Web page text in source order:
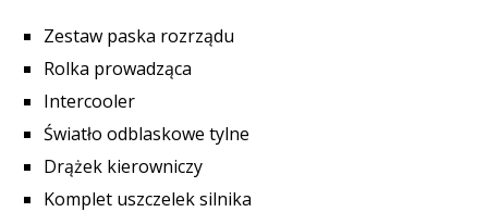
Zestaw paska rozrządu
Rolka prowadząca
Intercooler
Światło odblaskowe tylne
Drążek kierowniczy
Komplet uszczelek silnika